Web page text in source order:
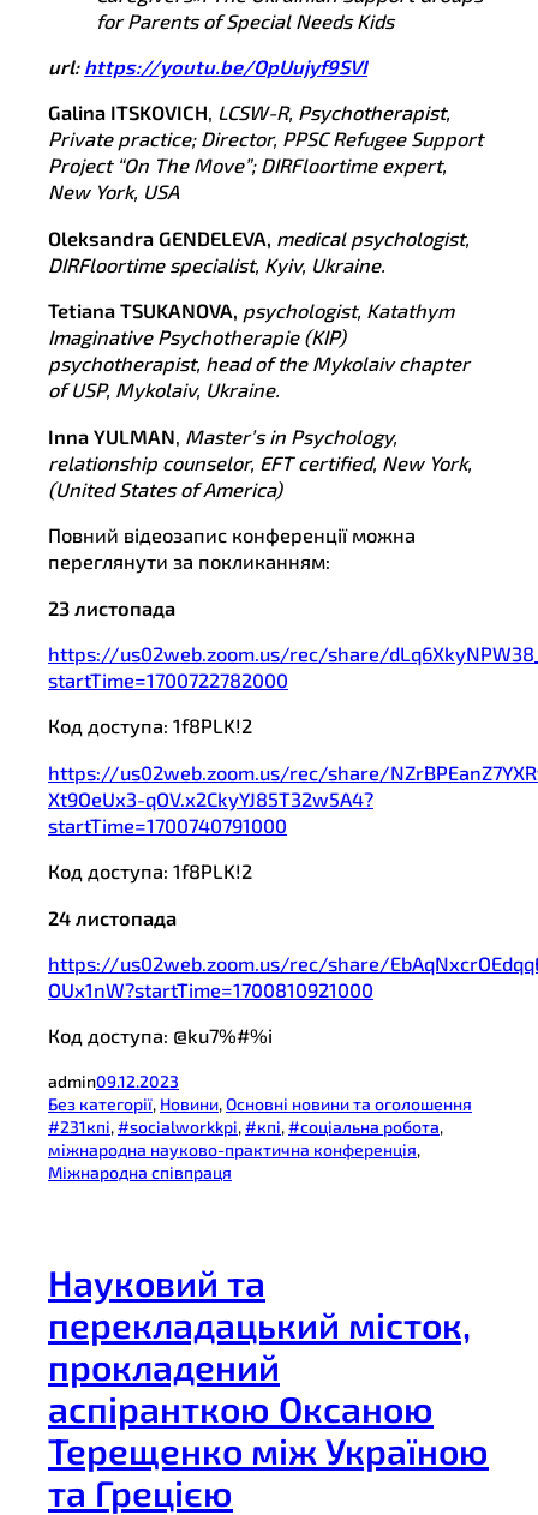
for Parents of Special Needs Kids
url: https://youtu.be/OpUujyf9SVI
Galina ITSKOVICH, LCSW-R, Psychotherapist,
Private practice; Director, PPSC Refugee Support
Project “On The Move”; DIRFloortime expert,
New York, USA
Oleksandra GENDELEVA, medical psychologist,
DIRFloortime specialist, Kyiv, Ukraine.
Tetiana TSUKANOVA, psychologist, Katathym
Imaginative Psychotherapie (KIP)
psychotherapist, head of the Mykolaiv chapter
of USP, Mykolaiv, Ukraine.
Inna YULMAN Master’s in Psychology,
relationship counselor, EFT certified, New York,
(United States of America)
Повний відеозапис конференції можна
переглянути за покликанням:
23 листопада
https://us02web.zoom.us/rec/share/
startTime=1700722782000
Код доступа: 1f8PLK!2
https://us02web.zoom.us/rec/share/
Xt9OeUx3-qOV.x2CkyYJ85T32w5A4?
startTime=1700740791000
Код доступа: 1f8PLK!2
24 листопада
https://us02web.zoom.us/rec/share/
OUx1nW?startTime=1700810921000
Код доступа: @ku7%#%i
admin09.12.2023
Без категорії, Новини, Основні новини та оголошення
#231кпі, #socialworkkpi, #кпі, #соціальна робота
міжнародна науково-практична конференція
Міжнародна співпраця
Науковий та
перекладацький місток,
прокладений
аспіранткою Оксаною
Терещенко між Україною
та Грецією